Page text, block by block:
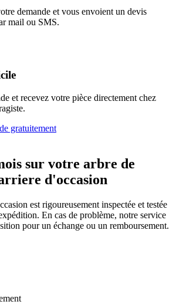
demande et vous envoient un devis
mail ou SMS.
et recevez votre pièce directement chez
gratuitement
sur votre arbre de
d'occasion
est rigoureusement inspectée et testée
En cas de problème, notre service
pour un échange ou un remboursement.